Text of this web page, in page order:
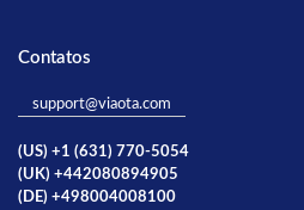
Contatos
support@viaota.com
(US) +1 (631) 770-5054
(UK) +442080894905
(DE) +498004008100